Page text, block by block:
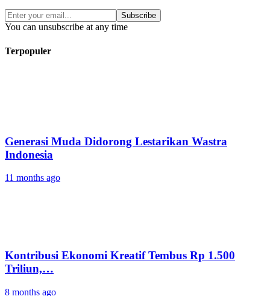
Subscribe
You can unsubscribe at any time
Terpopuler
Generasi Muda Didorong Lestarikan Wastra
Indonesia
11 months ago
Kontribusi Ekonomi Kreatif Tembus Rp 1.500
Triliun,…
8 months ago